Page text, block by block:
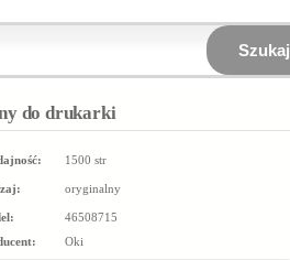
Szukaj
do drukarki
1500 str
oryginalny
46508715
Oki